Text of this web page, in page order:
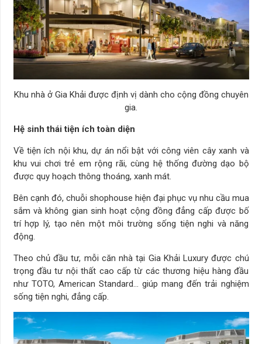
Khu nhà ở Gia Khải được định vị dành cho cộng đồng chuyên
gia.
Hệ sinh thái tiện ích toàn diện
Về tiện ích nội khu, dự án nổi bật với công viên cây xanh và
khu vui chơi trẻ em rộng rãi, cùng hệ thống đường dạo bộ
được quy hoạch thông thoáng, xanh mát.
Bên cạnh đó, chuỗi shophouse hiện đại phục vụ nhu cầu mua
sắm và không gian sinh hoạt cộng đồng đẳng cấp được bố
trí hợp lý, tạo nên một môi trường sống tiện nghi và năng
động.
Theo chủ đầu tư, mỗi căn nhà tại Gia Khải Luxury được chú
trọng đầu tư nội thất cao cấp từ các thương hiệu hàng đầu
như TOTO, American Standard… giúp mang đến trải nghiệm
sống tiện nghi, đẳng cấp.